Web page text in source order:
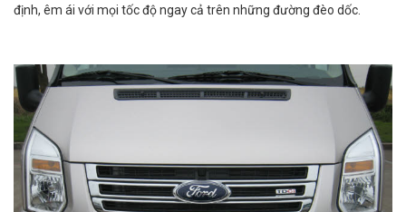
định, êm ái với mọi tốc độ ngay cả trên những đường đèo dốc.